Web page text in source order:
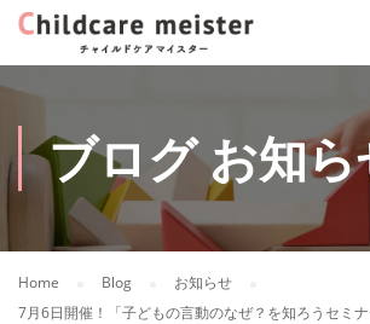
ブログ お知
Home Blog
お知らせ
7月6日開催！「子どもの言動のなぜ？を知ろうセミナ